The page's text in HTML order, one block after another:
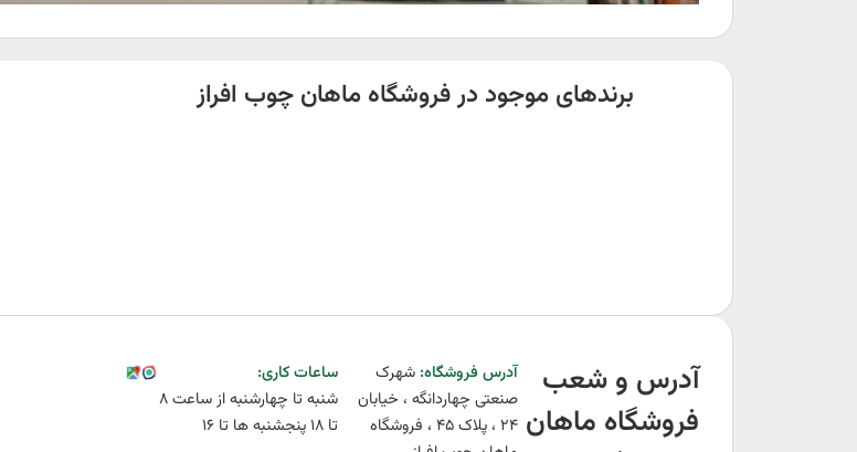
برندهای موجود در فروشگاه ماهان چوب افراز
آدرس و شعب
فروشگاه ماهان
آدرس فروشگاه:‌ شهرک
صنعتی چهاردانگه ، خیابان
۲۴ ، پلاک ۴۵ ، فروشگاه
ساعات کاری:‌
شنبه تا چهارشنبه از ساعت ۸
تا ۱۸ پنجشنبه ها تا ۱۶